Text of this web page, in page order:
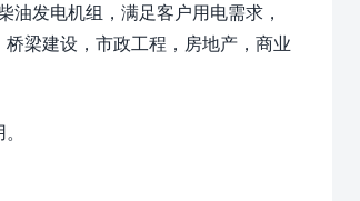
发电机组，满足客户用电需求，
梁建设，市政工程，房地产，商业